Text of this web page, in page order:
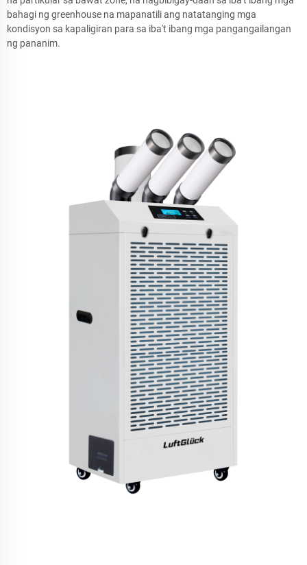
bahagi ng greenhouse na mapanatili ang natatanging mga
kondisyon sa kapaligiran para sa iba't ibang mga pangangailangan
ng pananim.